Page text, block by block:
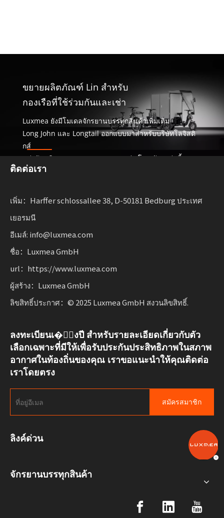
ขยายผลิตภัณฑ์ Lin สำหรับ
กองเรือที่ใช้ร่วมกันและเช่า
Luxmea ยังมีโมเดลจักรยานบรรทุกสินค้าเพิ่มเติม
Long John และ Longtail ออกแบบมาสำหรับบริษัทโลจิสติ
กส์
แบ่งปันบริการและกองยานพาหนะเช่า โซลูชันเหล่านี้รวม
ฟังก์ชันการทำงานเข้าด้วยกัน
อย่างยั่งยืน
ติดต่อเรา
เพิ่ม：Harffer schlossallee 38, D-50181 Bedburg ประเทศ
เยอรมนี
อีเมล์: info@luxmea.com
ชื่อ：Luxmea GmbH
url：https://www.luxmea.com
ผู้สร้าง：Luxmea GmbH
ลิขสิทธิ์ประกาศ：© 2025 Luxmea GmbH สงวนลิขสิทธิ์.
ลงทะเบียนเ�ั้งปี สำหรับรายละเอียดเกี่ยวกับตัว
เลือกเฉพาะที่มีให้เพื่อรับประกันประสิทธิภาพในสภาพ
อากาศในท้องถิ่นของคุณ เราขอแนะนำให้คุณติดต่อ
เราโดยตรง
สมัครสมาชิก
ลิงค์ด่วน
จักรยานบรรทุกสินค้า